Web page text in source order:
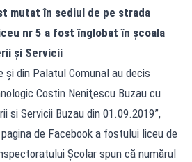
mutat în sediul de pe strada
nr 5 a fost înglobat în școala
și Servicii
din Palatul Comunal au decis
Costin Neniţescu Buzau cu
si Servicii Buzau din 01.09.2019”,
de Facebook a fostului liceu de
Școlar spun că numărul